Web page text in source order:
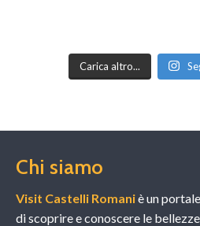
Carica altro...
Chi siamo
Visit Castelli Romaniè un
di scoprire e conoscere le